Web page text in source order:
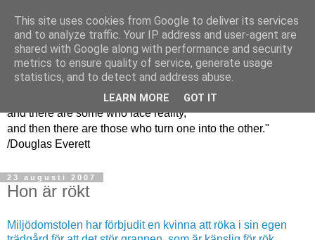
En grön kvinnas
funderingar
"There are some people who live in a dream world,
and there are some who face reality,
and then there are those who turn one into the other."
/Douglas Everett
23 augusti 2007
Hon är rökt
Miljödomstolen har förbjudit en kvinna att röka i sin egen
This site uses cookies from Google to deliver its services
and to analyze traffic. Your IP address and user-agent are
shared with Google along with performance and security
metrics to ensure quality of service, generate usage
statistics, and to detect and address abuse.
LEARN MORE GOT IT